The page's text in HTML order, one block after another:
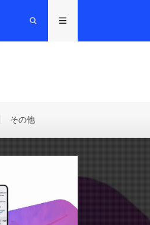
その他